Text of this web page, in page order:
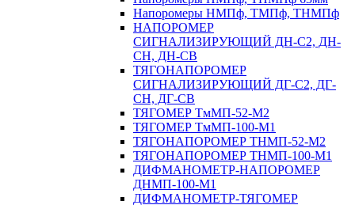
Напоромеры НМПф, ТМПф, ТНМПф
НАПОРОМЕР
СИГНАЛИЗИРУЮЩИЙ ДН-С2, ДН-
СН, ДН-СВ
ТЯГОНАПОРОМЕР
СИГНАЛИЗИРУЮЩИЙ ДГ-С2, ДГ-
СН, ДГ-СВ
ТЯГОМЕР ТмМП-52-М2
ТЯГОМЕР ТмМП-100-М1
ТЯГОНАПОРОМЕР ТНМП-52-М2
ТЯГОНАПОРОМЕР ТНМП-100-М1
ДИФМАНОМЕТР-НАПОРОМЕР
ДНМП-100-М1
ДИФМАНОМЕТР-ТЯГОМЕР